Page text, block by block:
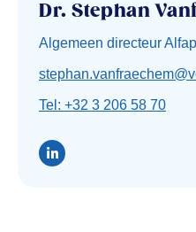
Dr. Stephan
Algemeen directeur
Tel: +32 3 206 58 70